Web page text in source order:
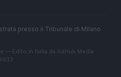
presso il Tribunale di Milano
— Edito in Italia da AdHub Media